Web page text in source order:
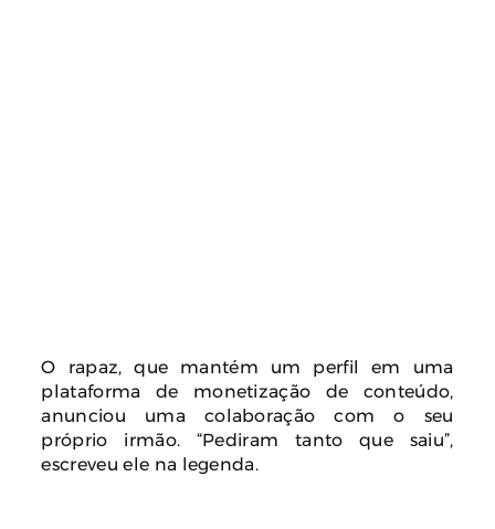
O rapaz, que mantém um perfil em uma
plataforma de monetização de conteúdo,
anunciou uma colaboração com o seu
próprio irmão. “Pediram tanto que saiu”,
escreveu ele na legenda.